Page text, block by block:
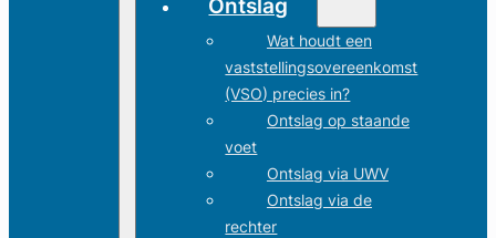
Ontslag
Wat houdt een
vaststellingsovereenkomst
(VSO) precies in?
Ontslag op staande
voet
Ontslag via UWV
Ontslag via de
rechter